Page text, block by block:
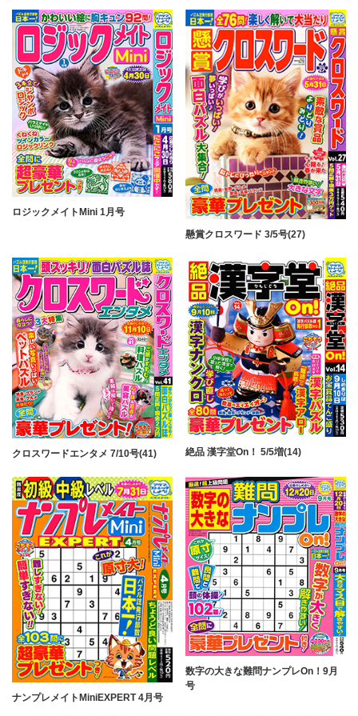
ロジックメイトMini 1月号
懸賞クロスワード 3/5号(27)
クロスワードエンタメ 7/10号(41) 絶品 漢字堂On！ 5/5増(14)
ナンプレメイトMiniEXPERT 4月号
数字の大きな難問ナンプレOn！9月
号